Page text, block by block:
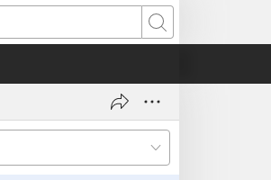
ค้นหา